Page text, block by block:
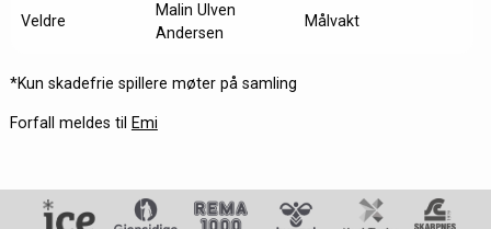
Veldre
Malin Ulven
Andersen
Målvakt
*Kun skadefrie spillere møter på samling
Forfall meldes til Emi